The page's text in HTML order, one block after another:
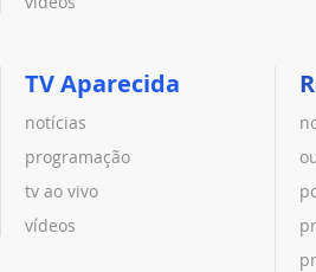
TV Aparecida
notícias
programação
tv ao vivo
vídeos